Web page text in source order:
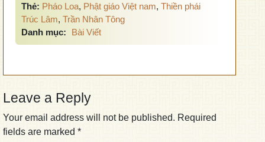
Thẻ: Pháo Loa, Phật giáo Việt nam, Thiền phái
Trúc Lâm, Trần Nhân Tông
Danh mục:
Bài Viết
Leave a Reply
Your email address will not be published. Required
fields are marked *